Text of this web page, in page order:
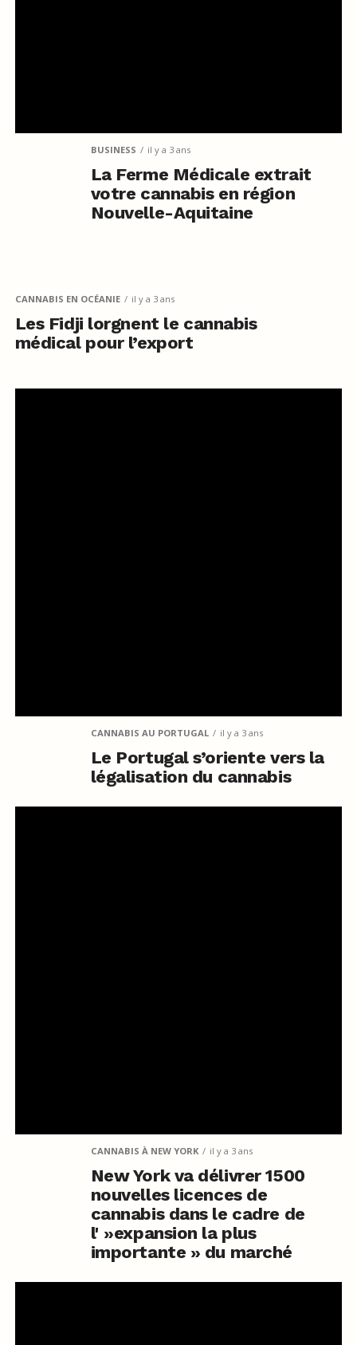
BUSINESS il y a 3 ans
La Ferme Médicale extrait
votre cannabis en région
Nouvelle-Aquitaine
CANNABIS EN OCÉANIE il y a 3 ans
Les Fidji lorgnent le cannabis
médical pour l’export
CANNABIS AU PORTUGAL il y a 3 ans
Le Portugal s’oriente vers la
légalisation du cannabis
CANNABIS À NEW YORK il y a 3 ans
New York va délivrer 1500
nouvelles licences de
cannabis dans le cadre de
l' »expansion la plus
importante » du marché